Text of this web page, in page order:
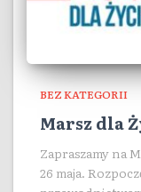
BEZ KATEGORII
Marsz dla
Zapraszamy na
26 maja.